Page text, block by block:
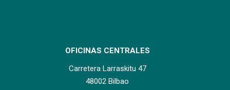
OFICINAS CENTRALES
Carretera Larraskitu 47
48002 Bilbao